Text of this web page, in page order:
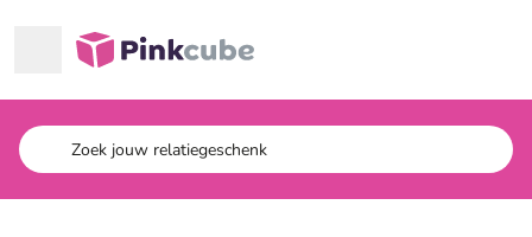
Pinkcube